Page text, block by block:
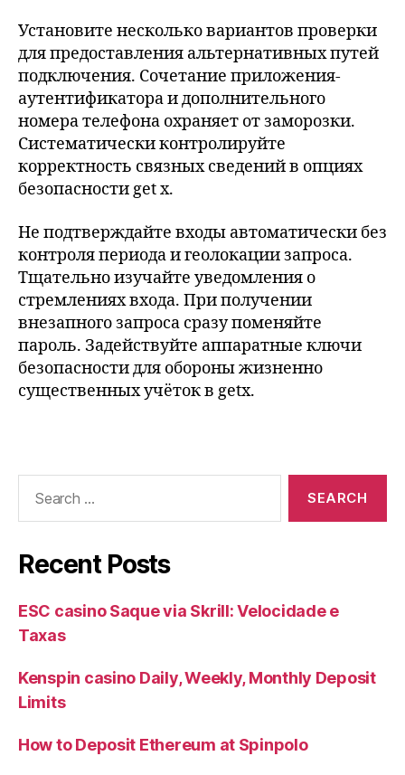
Установите несколько вариантов проверки
для предоставления альтернативных путей
подключения. Сочетание приложения-
аутентификатора и дополнительного
номера телефона охраняет от заморозки.
Систематически контролируйте
корректность связных сведений в опциях
безопасности get x.
Не подтверждайте входы автоматически без
контроля периода и геолокации запроса.
Тщательно изучайте уведомления о
стремлениях входа. При получении
внезапного запроса сразу поменяйте
пароль. Задействуйте аппаратные ключи
безопасности для обороны жизненно
существенных учёток в getx.
Recent Posts
ESC casino Saque via Skrill: Velocidade e
Taxas
Kenspin casino Daily, Weekly, Monthly Deposit
Limits
How to Deposit Ethereum at Spinpolo